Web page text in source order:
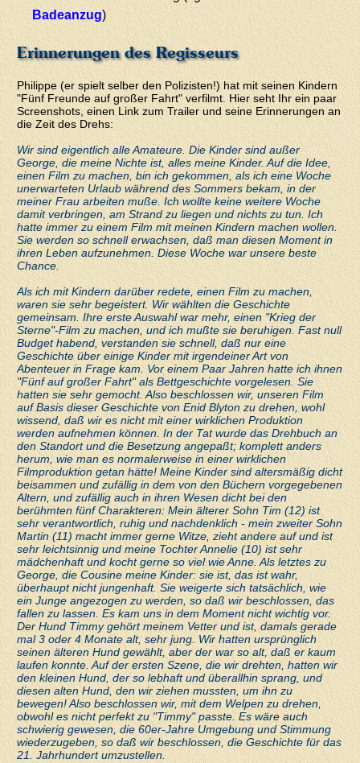
Badeanzug)
Erinnerungen des Regisseurs
Philippe (er spielt selber den Polizisten!) hat mit seinen Kindern
"Fünf Freunde auf großer Fahrt" verfilmt. Hier seht Ihr ein paar
Screenshots, einen Link zum Trailer und seine Erinnerungen an
die Zeit des Drehs:
Wir sind eigentlich alle Amateure. Die Kinder sind außer
George, die meine Nichte ist, alles meine Kinder. Auf die Idee,
einen Film zu machen, bin ich gekommen, als ich eine Woche
unerwarteten Urlaub während des Sommers bekam, in der
meiner Frau arbeiten muße. Ich wollte keine weitere Woche
damit verbringen, am Strand zu liegen und nichts zu tun. Ich
hatte immer zu einem Film mit meinen Kindern machen wollen.
Sie werden so schnell erwachsen, daß man diesen Moment in
ihren Leben aufzunehmen. Diese Woche war unsere beste
Chance.
Als ich mit Kindern darüber redete, einen Film zu machen,
waren sie sehr begeistert. Wir wählten die Geschichte
gemeinsam. Ihre erste Auswahl war mehr, einen "Krieg der
Sterne"-Film zu machen, und ich mußte sie beruhigen. Fast null
Budget habend, verstanden sie schnell, daß nur eine
Geschichte über einige Kinder mit irgendeiner Art von
Abenteuer in Frage kam. Vor einem Paar Jahren hatte ich ihnen
"Fünf auf großer Fahrt" als Bettgeschichte vorgelesen. Sie
hatten sie sehr gemocht. Also beschlossen wir, unseren Film
auf Basis dieser Geschichte von Enid Blyton zu drehen, wohl
wissend, daß wir es nicht mit einer wirklichen Produktion
werden aufnehmen können. In der Tat wurde das Drehbuch an
den Standort und die Besetzung angepaßt; komplett anders
herum, wie man es normalerweise in einer wirklichen
Filmproduktion getan hätte! Meine Kinder sind altersmäßig dicht
beisammen und zufällig in dem von den Büchern vorgegebenen
Altern, und zufällig auch in ihren Wesen dicht bei den
berühmten fünf Charakteren: Mein älterer Sohn Tim (12) ist
sehr verantwortlich, ruhig und nachdenklich - mein zweiter Sohn
Martin (11) macht immer gerne Witze, zieht andere auf und ist
sehr leichtsinnig und meine Tochter Annelie (10) ist sehr
mädchenhaft und kocht gerne so viel wie Anne. Als letztes zu
George, die Cousine meine Kinder: sie ist, das ist wahr,
überhaupt nicht jungenhaft. Sie weigerte sich tatsächlich, wie
ein Junge angezogen zu werden, so daß wir beschlossen, das
fallen zu lassen. Es kam uns in dem Moment nicht wichtig vor.
Der Hund Timmy gehört meinem Vetter und ist, damals gerade
mal 3 oder 4 Monate alt, sehr jung. Wir hatten ursprünglich
seinen älteren Hund gewählt, aber der war so alt, daß er kaum
laufen konnte. Auf der ersten Szene, die wir drehten, hatten wir
den kleinen Hund, der so lebhaft und überallhin sprang, und
diesen alten Hund, den wir ziehen mussten, um ihn zu
bewegen! Also beschlossen wir, mit dem Welpen zu drehen,
obwohl es nicht perfekt zu "Timmy" passte. Es wäre auch
schwierig gewesen, die 60er-Jahre Umgebung und Stimmung
wiederzugeben, so daß wir beschlossen, die Geschichte für das
21. Jahrhundert umzustellen.